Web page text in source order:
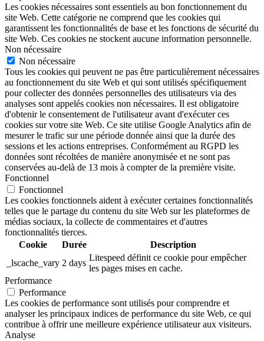
Les cookies nécessaires sont essentiels au bon fonctionnement du
site Web. Cette catégorie ne comprend que les cookies qui
garantissent les fonctionnalités de base et les fonctions de sécurité du
site Web. Ces cookies ne stockent aucune information personnelle.
Non nécessaire
Non nécessaire
Tous les cookies qui peuvent ne pas être particulièrement nécessaires
au fonctionnement du site Web et qui sont utilisés spécifiquement
pour collecter des données personnelles des utilisateurs via des
analyses sont appelés cookies non nécessaires. Il est obligatoire
d'obtenir le consentement de l'utilisateur avant d'exécuter ces
cookies sur votre site Web. Ce site utilise Google Analytics afin de
mesurer le trafic sur une période donnée ainsi que la durée des
sessions et les actions entreprises. Conformément au RGPD les
données sont récoltées de manière anonymisée et ne sont pas
conservées au-delà de 13 mois à compter de la première visite.
Fonctionnel
Fonctionnel
Les cookies fonctionnels aident à exécuter certaines fonctionnalités
telles que le partage du contenu du site Web sur les plateformes de
médias sociaux, la collecte de commentaires et d'autres
fonctionnalités tierces.
Cookie
Durée
Description
_lscache_vary 2 days
Litespeed définit ce cookie pour empêcher
les pages mises en cache.
Performance
Performance
Les cookies de performance sont utilisés pour comprendre et
analyser les principaux indices de performance du site Web, ce qui
contribue à offrir une meilleure expérience utilisateur aux visiteurs.
Analyse